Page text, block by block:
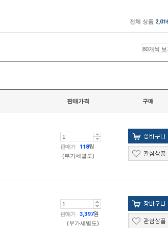
전체 상품
판매가격 구매
판매가 118원
(부가세별도)
판매가 3,397원
(부가세별도)